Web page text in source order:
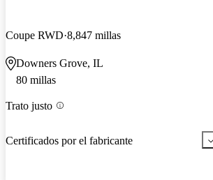
Coupe RWD 8,847 millas
Downers Grove, IL
80 millas
Trato justo
Certificados por el fabricante